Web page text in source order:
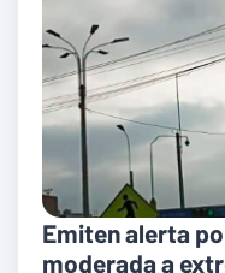
Emiten alerta
moderada a